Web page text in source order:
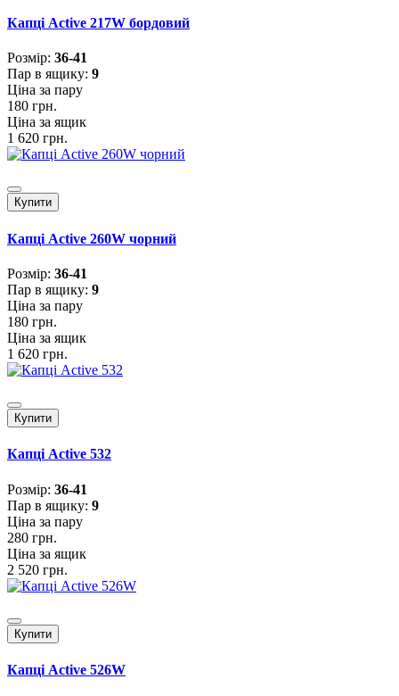
Капці Active 217W бордовий
Розмiр: 36-41
Пар в ящику: 9
Ціна за пару
180 грн.
Ціна за ящик
1 620 грн.
Купити
Капці Active 260W чорний
Розмiр: 36-41
Пар в ящику: 9
Ціна за пару
180 грн.
Ціна за ящик
1 620 грн.
Купити
Капці Active 532
Розмiр: 36-41
Пар в ящику: 9
Ціна за пару
280 грн.
Ціна за ящик
2 520 грн.
Купити
Капці Active 526W